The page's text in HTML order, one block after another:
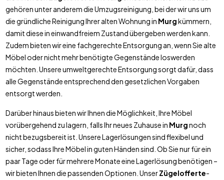
gehören unter anderem die Umzugsreinigung, bei der wir uns um
die gründliche Reinigung Ihrer alten Wohnung in Murgkümmern,
damit diese in einwandfreiem Zustand übergeben werden kann.
Zudem bieten wir eine fachgerechte Entsorgung an, wenn Sie alte
Möbel oder nicht mehr benötigte Gegenstände loswerden
möchten. Unsere umweltgerechte Entsorgung sorgt dafür, dass
alle Gegenstände entsprechend den gesetzlichen Vorgaben
entsorgt werden.
Darüber hinaus bieten wir Ihnen die Möglichkeit, Ihre Möbel
vorübergehend zu lagern, falls Ihr neues Zuhause in Murgnoch
nicht bezugsbereit ist. Unsere Lagerlösungen sind flexibel und
sicher, sodass Ihre Möbel in guten Händen sind. Ob Sie nur für ein
paar Tage oder für mehrere Monate eine Lagerlösung benötigen –
wir bieten Ihnen die passenden Optionen. UnserZügelofferte-